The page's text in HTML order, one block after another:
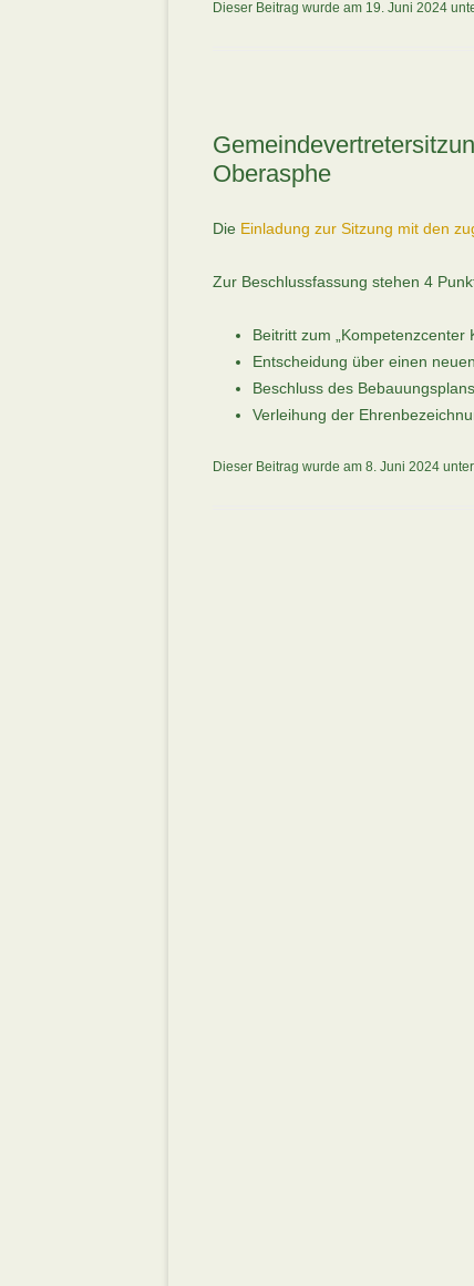
Dieser Beitrag wurde am 19. Juni 2024
Oberasphe
Die Einladung zur Sitzung mit den
Zur Beschlussfassung stehen 4
Beitritt zum „Kompetenzcenter
Entscheidung über einen
Beschluss des
Verleihung der
Dieser Beitrag wurde am 8. Juni 2024 unter